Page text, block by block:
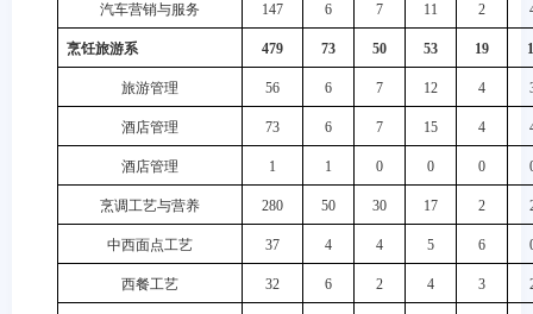
汽车营销与服务 147 6 7 11 2
烹饪旅游系 479 73 50 53 19
旅游管理 56 6 7 12 4
酒店管理 73 6 7 15 4
酒店管理 1 1 0 0 0
烹调工艺与营养 280 50 30 17 2
中西面点工艺 37 4 4 5 6
西餐工艺 32 6 2 4 3